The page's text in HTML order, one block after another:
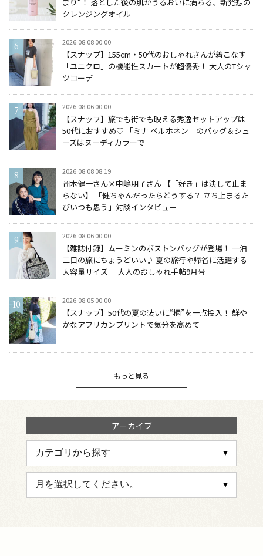
クレンジングオイル
2026.08.08 00:00
【スナップ】155cm・50代のおしゃれさんが着こなす
「ユニクロ」の機能性スカートが超優秀！ 大人のTシャ
ツコーデ
2026.08.06 00:00
【スナップ】旅でも街でも映える秀逸セットアップは
50代におすすめ♡ 「ミナ ペルホネン」のバッグ＆シュ
ーズはヌーディカラーで
2026.08.08 08:19
岡本健一さん×中嶋朋子さん 【「好き」は決して止ま
らない】 「健ちゃんだったらどうする？ 立ち止まるた
びいつも思う」対談インタビュー
2026.08.06 00:00
【雑誌付録】ムーミンのボストンバッグが登場！ 一泊
二日の旅にちょうどいい♪ 夏の旅行や帰省に活躍する
大容量サイズ 大人のおしゃれ手帖9月号
2026.08.05 00:00
【スナップ】50代の夏の装いに“柄”を一点投入！ 鮮や
かなアフリカンプリントで気分を高めて
もっと見る
アーカイブ